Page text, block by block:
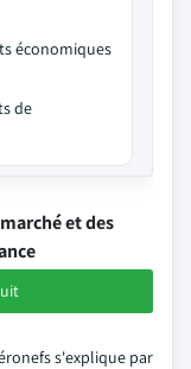
économiques
de
et des
s'explique par